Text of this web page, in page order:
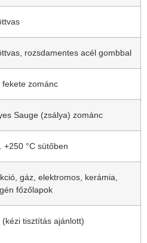
rozsdamentes acél gombbal
fekete zománc
Sauge (zsálya) zománc
+250 °C sütőben
gáz, elektromos, kerámia,
főzőlapok
(kézi tisztítás ajánlott)